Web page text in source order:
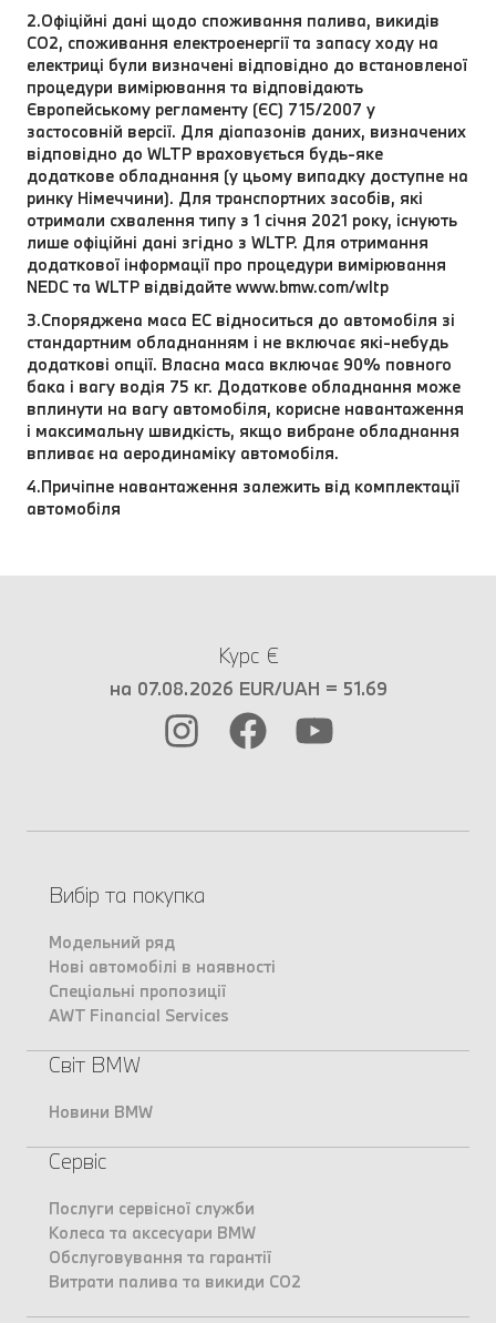
2.Офіційні дані щодо споживання палива, викидів
CO2, споживання електроенергії та запасу ходу на
електриці були визначені відповідно до встановленої
процедури вимірювання та відповідають
Європейському регламенту (ЄС) 715/2007 у
застосовній версії. Для діапазонів даних, визначених
відповідно до WLTP враховується будь-яке
додаткове обладнання (у цьому випадку доступне на
ринку Німеччини). Для транспортних засобів, які
отримали схвалення типу з 1 січня 2021 року, існують
лише офіційні дані згідно з WLTP. Для отримання
додаткової інформації про процедури вимірювання
NEDC та WLTP відвідайте www.bmw.com/wltp
3.Споряджена маса EC відноситься до автомобіля зі
стандартним обладнанням і не включає які-небудь
додаткові опції. Власна маса включає 90% повного
бака і вагу водія 75 кг. Додаткове обладнання може
вплинути на вагу автомобіля, корисне навантаження
і максимальну швидкість, якщо вибране обладнання
впливає на аеродинаміку автомобіля.
4.Причіпне навантаження залежить від комплектації
автомобіля
Курс €
на 07.08.2026 EUR/UAH = 51.69
Вибір та покупка
Модельний ряд
Нові автомобілі в наявності
Спеціальні пропозиції
AWT Financial Services
Світ BMW
Новини BMW
Сервіс
Послуги сервісної служби
Колеса та аксесуари BMW
Обслуговування та гарантії
Витрати палива та викиди CO2